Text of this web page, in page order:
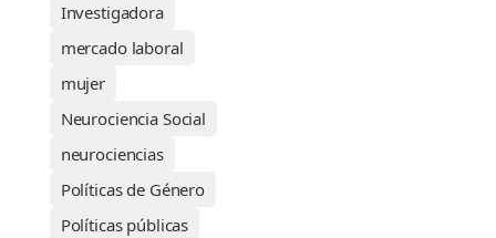
Investigadora
mercado laboral
mujer
Neurociencia Social
neurociencias
Políticas de Género
Políticas públicas